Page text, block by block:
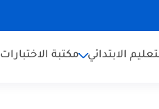
الابتدائي مكتبة الاختبارات